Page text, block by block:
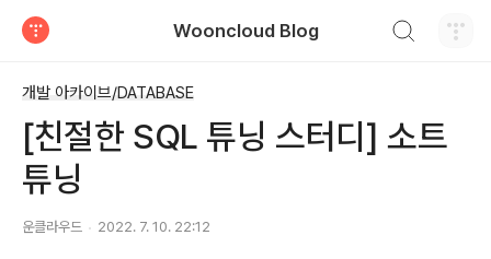
Wooncloud Blog
개발 아카이브/DATABASE
[친절한 SQL 튜닝 스터디] 소트
튜닝
운클라우드 2022. 7. 10. 22:12